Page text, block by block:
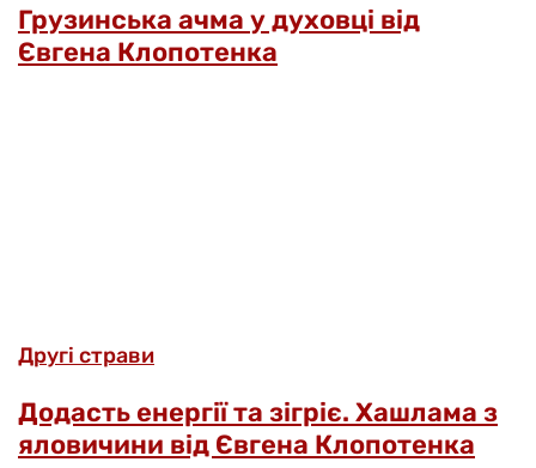
Грузинська ачма у духовці від
Євгена Клопотенка
Другі страви
Додасть енергії та зігріє. Хашлама з
яловичини від Євгена Клопотенка